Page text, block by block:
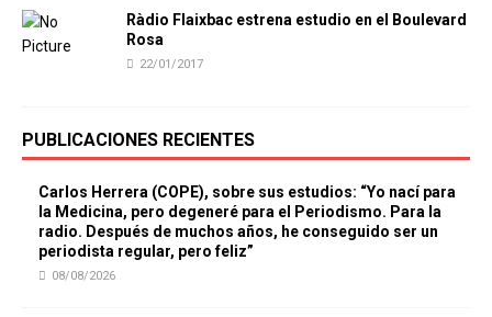
Ràdio Flaixbac estrena estudio en el Boulevard
Rosa
22/01/2017
PUBLICACIONES RECIENTES
Carlos Herrera (COPE), sobre sus estudios: “Yo nací para
la Medicina, pero degeneré para el Periodismo. Para la
radio. Después de muchos años, he conseguido ser un
periodista regular, pero feliz”
08/08/2026